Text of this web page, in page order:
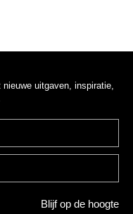
uitgaven, inspiratie,
Blijf op de hoogte